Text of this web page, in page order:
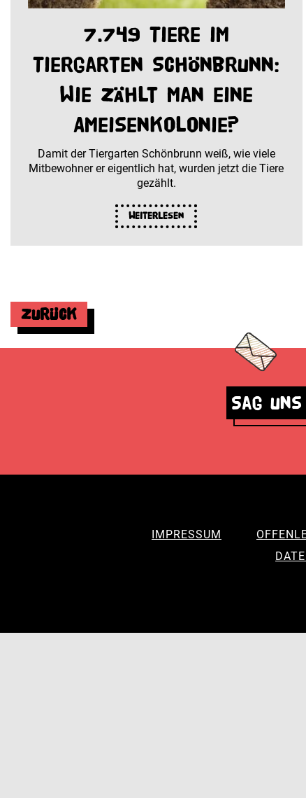
7.749 Tiere im
Tiergarten Schönbrunn:
Wie zählt man eine
Ameisenkolonie?
Damit der Tiergarten Schönbrunn weiß, wie viele
Mitbewohner er eigentlich hat, wurden jetzt die Tiere
gezählt.
Weiterlesen
Zurück
Sag
IMPRESSUM